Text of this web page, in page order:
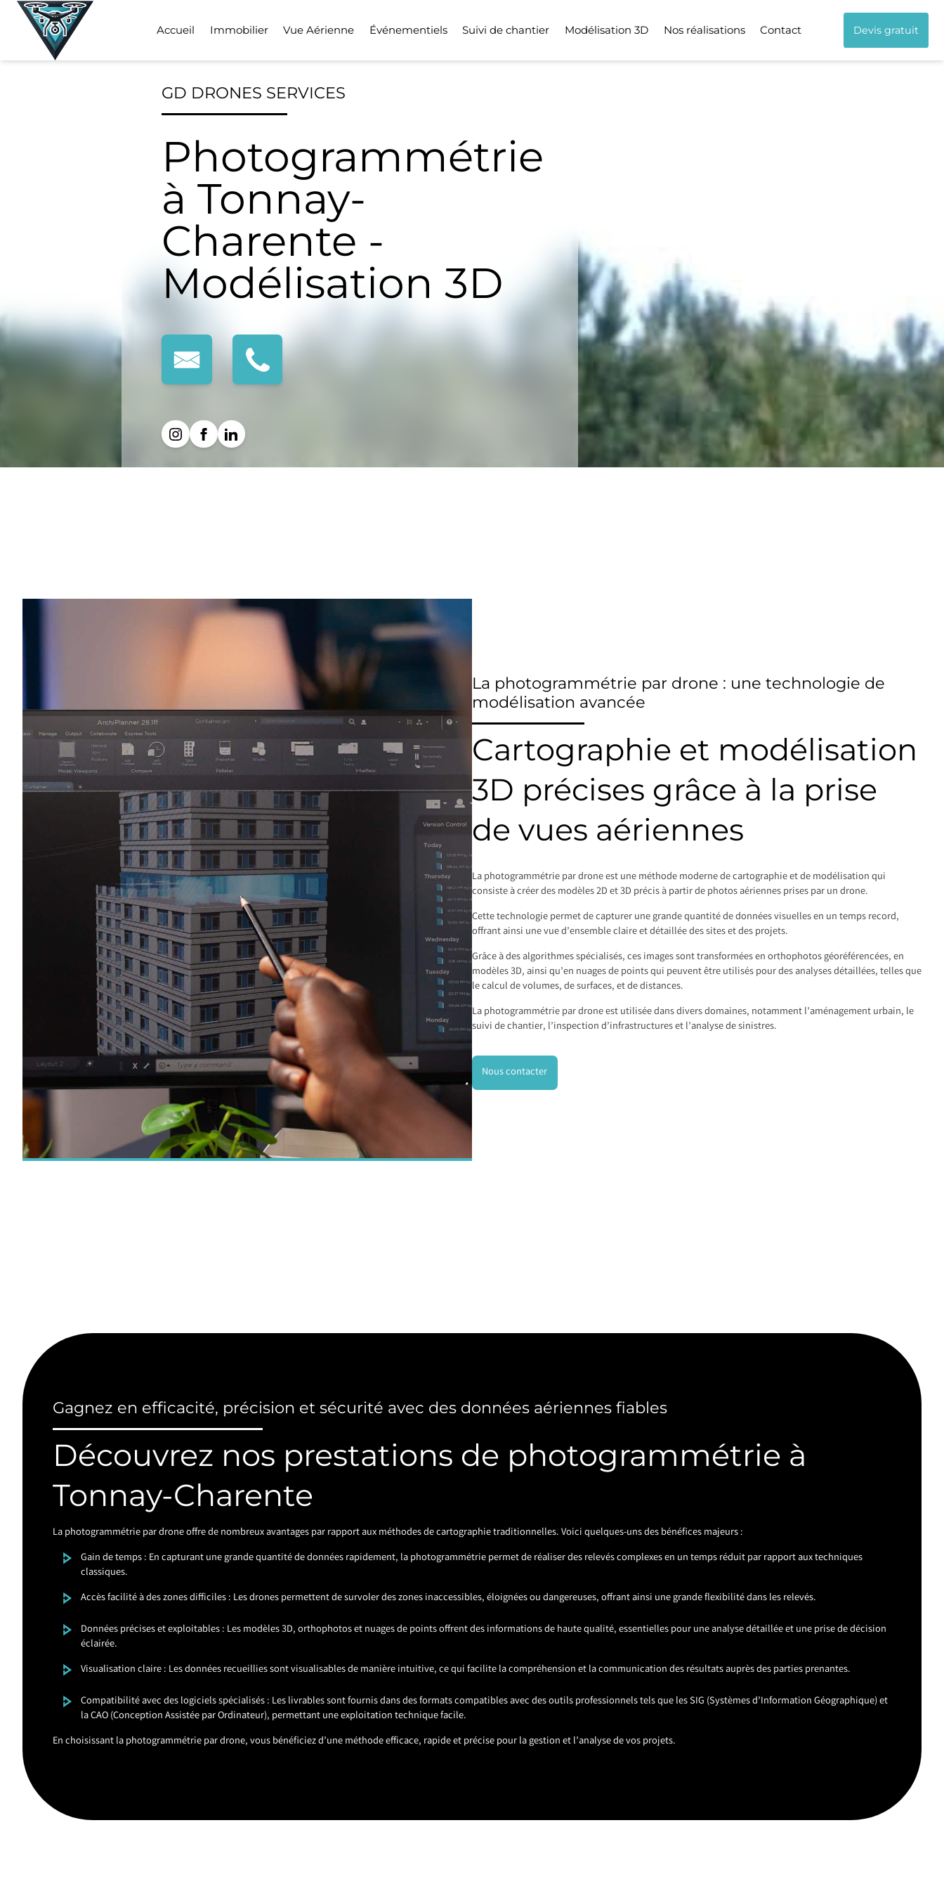
Skip
Accueil Immobilier Vue Aérienne Événementiels Suivi de chantier Modélisation 3D Nos réalisations Contact Devis gratuit
GD DRONES SERVICES
Photogrammétrie
à Tonnay-
Charente -
Modélisation 3D
La photogrammétrie par drone : une technologie de
modélisation avancée
Cartographie et modélisation
3D précises grâce à la prise
de vues aériennes
La photogrammétrie par drone est une méthode moderne de cartographie et de modélisation qui
consiste à créer des modèles 2D et 3D précis à partir de photos aériennes prises par un drone.
Cette technologie permet de capturer une grande quantité de données visuelles en un temps record,
offrant ainsi une vue d’ensemble claire et détaillée des sites et des projets.
Grâce à des algorithmes spécialisés, ces images sont transformées en orthophotos géoréférencées, en
modèles 3D, ainsi qu’en nuages de points qui peuvent être utilisés pour des analyses détaillées, telles que
le calcul de volumes, de surfaces, et de distances.
La photogrammétrie par drone est utilisée dans divers domaines, notamment l’aménagement urbain, le
suivi de chantier, l’inspection d’infrastructures et l’analyse de sinistres.
Nous contacter
Gagnez en efficacité, précision et sécurité avec des données aériennes fiables
Découvrez nos prestations de photogrammétrie à
Tonnay-Charente
La photogrammétrie par drone offre de nombreux avantages par rapport aux méthodes de cartographie traditionnelles. Voici quelques-uns des bénéfices majeurs :
Gain de temps : En capturant une grande quantité de données rapidement, la photogrammétrie permet de réaliser des relevés complexes en un temps réduit par rapport aux techniques
classiques.
Accès facilité à des zones difficiles : Les drones permettent de survoler des zones inaccessibles, éloignées ou dangereuses, offrant ainsi une grande flexibilité dans les relevés.
Données précises et exploitables : Les modèles 3D, orthophotos et nuages de points offrent des informations de haute qualité, essentielles pour une analyse détaillée et une prise de décision
éclairée.
Visualisation claire : Les données recueillies sont visualisables de manière intuitive, ce qui facilite la compréhension et la communication des résultats auprès des parties prenantes.
Compatibilité avec des logiciels spécialisés : Les livrables sont fournis dans des formats compatibles avec des outils professionnels tels que les SIG (Systèmes d’Information Géographique) et
la CAO (Conception Assistée par Ordinateur), permettant une exploitation technique facile.
En choisissant la photogrammétrie par drone, vous bénéficiez d’une méthode efficace, rapide et précise pour la gestion et l’analyse de vos projets.